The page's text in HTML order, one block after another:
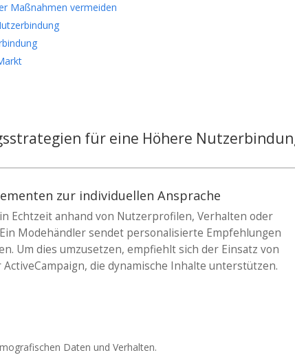
Maßnahmen vermeiden
für eine Höhere
zur individuellen Ansprache
Echtzeit anhand von Nutzerprofilen, Verhalten oder
Modehändler sendet personalisierte Empfehlungen
Um dies umzusetzen, empfiehlt sich der Einsatz von
die dynamische Inhalte unterstützen.
Daten und Verhalten.